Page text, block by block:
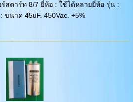
สตาร์ท 8/7 ยี่ห้อ : ใช้ได้หลายยี่ห้อ รุ่น :
ขนาด 45uF. 450Vac. +5%